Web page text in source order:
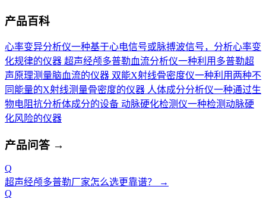
产品百科
心率变异分析仪一种基于心电信号或脉搏波信号，分析心率变
化规律的仪器 超声经颅多普勒血流分析仪一种利用多普勒超
声原理测量脑血流的仪器 双能X射线骨密度仪一种利用两种不
同能量的X射线测量骨密度的仪器 人体成分分析仪一种通过生
物电阻抗分析体成分的设备 动脉硬化检测仪一种检测动脉硬
化风险的仪器
产品问答 →
Q
超声经颅多普勒厂家怎么选更靠谱？
→
Q